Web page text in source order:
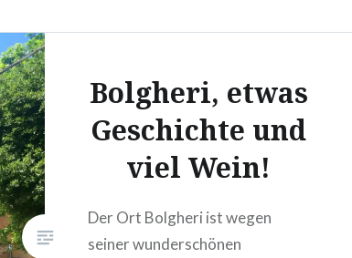
Bolgheri, etwas
Geschichte und
viel Wein!
Der Ort Bolgheri ist wegen
seiner wunderschönen